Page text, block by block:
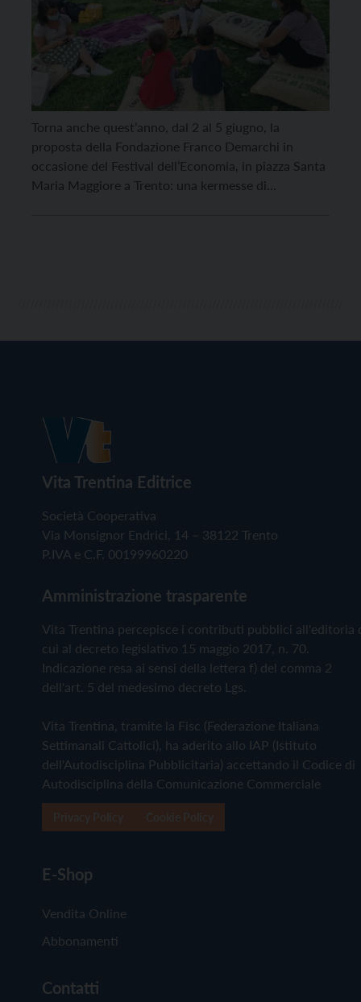
Torna anche quest’anno, dal 2 al 5 giugno, la
proposta della Fondazione Franco Demarchi in
occasione del Festival dell’Economia, in piazza Santa
Maria Maggiore a Trento: una kermesse di
Vita Trentina Editrice
Società Cooperativa
Via Monsignor Endrici, 14 – 38122 Trento
P.IVA e C.F. 00199960220
Amministrazione trasparente
Vita Trentina percepisce i contributi pubblici all'editoria
cui al decreto legislativo 15 maggio 2017, n. 70.
Indicazione resa ai sensi della lettera f) del comma 2
dell'art. 5 del medesimo decreto Lgs.
Vita Trentina, tramite la Fisc (Federazione Italiana
Settimanali Cattolici), ha aderito allo IAP (Istituto
dell'Autodisciplina Pubblicitaria) accettando il Codice di
Autodisciplina della Comunicazione Commerciale
E-Shop
Vendita Online
Abbonamenti
Contatti